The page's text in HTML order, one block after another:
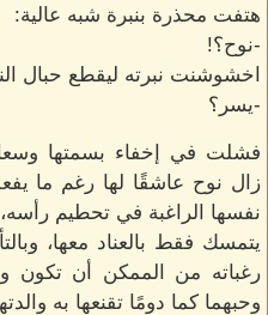
هتفت محذرة بنبرة شبه عالية:
-نوح؟!
اخشوشنت نبرته ليقطع حبال
-يسر؟
فشلت في إخفاء بسمتها
زال نوح عاشقًا لها رغم ما
نفسها الراغبة في تحطيم رأسه،
يتمسك فقط بالعناد معها،
رغباته من الممكن أن تكون
وحبهما كما دومًا تقنعها به